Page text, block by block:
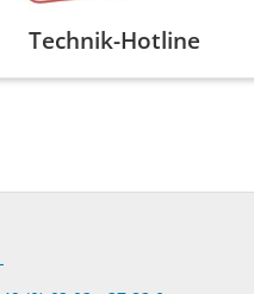
Technik-Hotline